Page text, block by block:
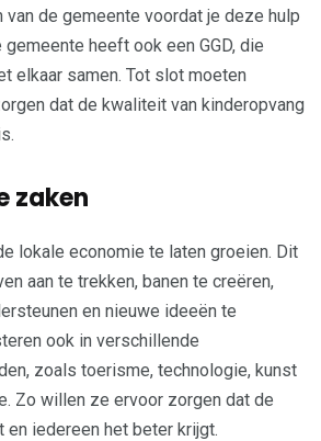
de gemeente voordat je deze hulp
gemeente heeft ook een GGD, die
elkaar samen. Tot slot moeten
dat de kwaliteit van kinderopvang
zaken
lokale economie te laten groeien. Dit
aan te trekken, banen te creëren,
en nieuwe ideeën te
ook in verschillende
zoals toerisme, technologie, kunst
Zo willen ze ervoor zorgen dat de
en iedereen het beter krijgt.